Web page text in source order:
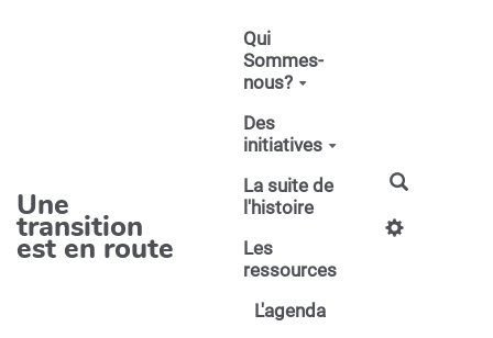
Une
transition
est en route
Qui
Sommes-
nous?
Des
initiatives
La suite de
l'histoire
Les
ressources
L'agenda